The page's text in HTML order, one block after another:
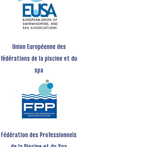
Union Européenne des
fédérations de la piscine et du
spa
Fédération des Professionnels